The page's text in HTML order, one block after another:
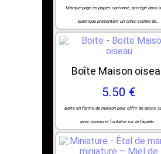
Marque-page en papier cartonné, protégé dans
plastique présentant un chien visible de...
Boîte Maison
5.50 €
Boîte en forme de maison pour offrir de petits
avec oiseau et fontaine sur la façade....